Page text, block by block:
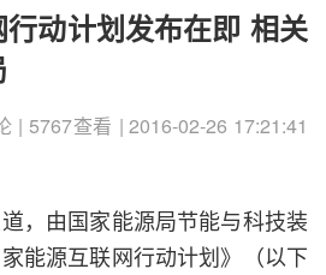
动计划发布在即 相关
| 5767查看 | 2016-02-26 17:21:41
由国家能源局节能与科技装
能源互联网行动计划》（以下